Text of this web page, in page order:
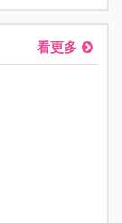
看更多